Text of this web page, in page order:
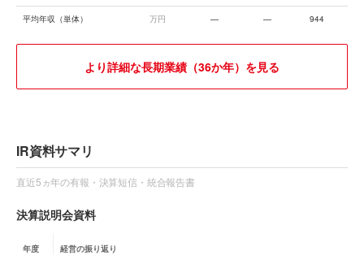
平均年収（単体） 万円 — — 944
より詳細な長期業績（36か年）を見る
IR資料サマリ
直近5ヵ年の有報・決算短信・統合報告書
決算説明会資料
年度 経営の振り返り